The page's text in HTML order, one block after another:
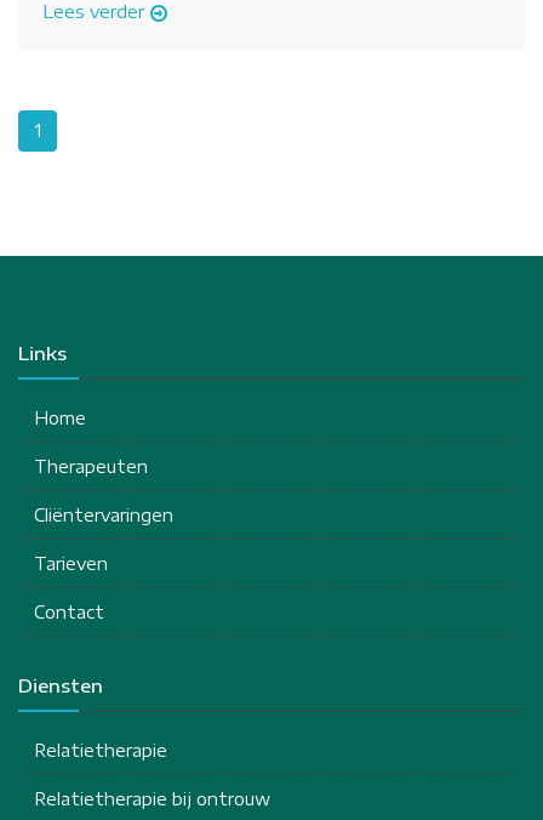
Lees verder
1
Links
Home
Therapeuten
Cliëntervaringen
Tarieven
Contact
Diensten
Relatietherapie
Relatietherapie bij ontrouw